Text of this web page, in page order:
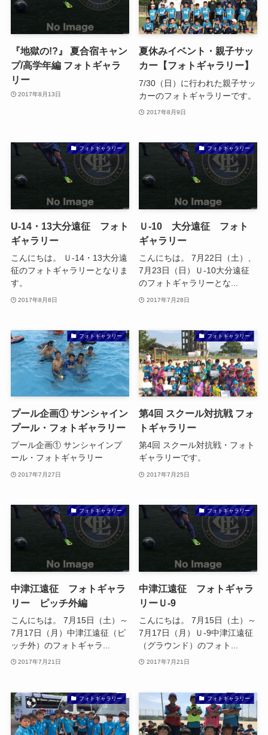
『地獄の!?』 夏合宿キャン
プ/高学年編 フォトギャラ
リー
2017年8月13日
夏休みイベント・親子サッ
カー【フォトギャラリー】
7/30（日）に行われた親子サッ
カーのフォトギャラリーです。
2017年8月9日
フォトギャラリー
U-14・13大分遠征 フォト
ギャラリー
こんにちは。 Ｕ-14・13大分遠
征のフォトギャラリーとなりま
す。
2017年8月8日
フォトギャラリー
Ｕ-10 大分遠征 フォト
ギャラリー
こんにちは。 7月22日（土）、
7月23日（日）Ｕ-10大分遠征
のフォトギャラリーとな...
2017年7月28日
フォトギャラリー
プール企画① サンシャイン
プール・フォトギャラリー
プール企画① サンシャインプ
ール・フォトギャラリー
2017年7月27日
フォトギャラリー
第4回 スクール対抗戦 フォ
トギャラリー
第4回 スクール対抗戦・フォト
ギャラリーです。
2017年7月25日
フォトギャラリー
中津江遠征 フォトギャラ
リー ピッチ外編
こんにちは。 7月15日（土）～
7月17日（月）中津江遠征（ピ
ッチ外）のフォトギャラ...
2017年7月21日
フォトギャラリー
中津江遠征 フォトギャラ
リーＵ-9
こんにちは。 7月15日（土）～
7月17日（月）Ｕ-9中津江遠征
（グラウンド）のフォト...
2017年7月21日
フォトギャラリー フォトギャラリー